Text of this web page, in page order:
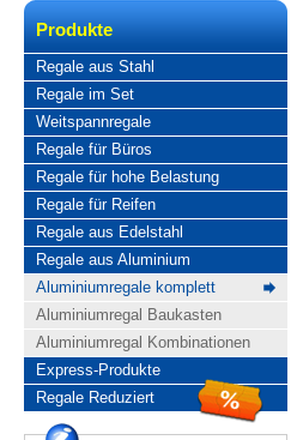
Produkte
Regale aus Stahl
Regale im Set
Weitspannregale
Regale für Büros
Regale für hohe Belastung
Regale für Reifen
Regale aus Edelstahl
Regale aus Aluminium
Aluminiumregale komplett
Aluminiumregal Baukasten
Aluminiumregal Kombinationen
Express-Produkte
Regale Reduziert